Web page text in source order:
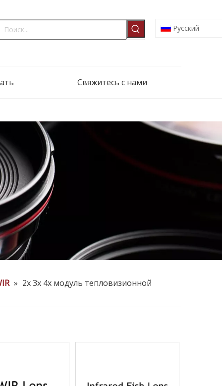
Pусский
Свяжитесь с нами
» 2x 3x 4x модуль тепловизионной